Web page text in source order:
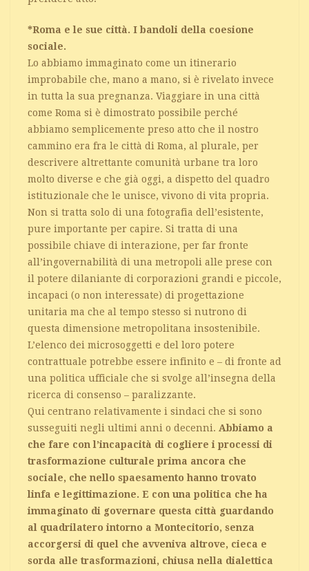
*Roma e le sue città. I bandoli della coesione
sociale.
Lo abbiamo immaginato come un itinerario
improbabile che, mano a mano, si è rivelato invece
in tutta la sua pregnanza. Viaggiare in una città
come Roma si è dimostrato possibile perché
abbiamo semplicemente preso atto che il nostro
cammino era fra le città di Roma, al plurale, per
descrivere altrettante comunità urbane tra loro
molto diverse e che già oggi, a dispetto del quadro
istituzionale che le unisce, vivono di vita propria.
Non si tratta solo di una fotografia dell’esistente,
pure importante per capire. Si tratta di una
possibile chiave di interazione, per far fronte
all’ingovernabilità di una metropoli alle prese con
il potere dilaniante di corporazioni grandi e piccole,
incapaci (o non interessate) di progettazione
unitaria ma che al tempo stesso si nutrono di
questa dimensione metropolitana insostenibile.
L’elenco dei microsoggetti e del loro potere
contrattuale potrebbe essere infinito e – di fronte ad
una politica ufficiale che si svolge all’insegna della
ricerca di consenso – paralizzante.
Qui centrano relativamente i sindaci che si sono
susseguiti negli ultimi anni o decenni. Abbiamo a
che fare con l’incapacità di cogliere i processi di
trasformazione culturale prima ancora che
sociale, che nello spaesamento hanno trovato
linfa e legittimazione. E con una politica che ha
immaginato di governare questa città guardando
al quadrilatero intorno a Montecitorio, senza
accorgersi di quel che avveniva altrove, cieca e
sorda alle trasformazioni, chiusa nella dialettica